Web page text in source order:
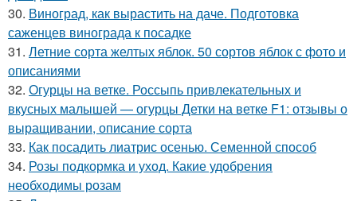
30. Виноград, как вырастить на даче. Подготовка
саженцев винограда к посадке
31. Летние сорта желтых яблок. 50 сортов яблок с фото и
описаниями
32. Огурцы на ветке. Россыпь привлекательных и
вкусных малышей — огурцы Детки на ветке F1: отзывы о
выращивании, описание сорта
33. Как посадить лиатрис осенью. Семенной способ
34. Розы подкормка и уход. Какие удобрения
необходимы розам